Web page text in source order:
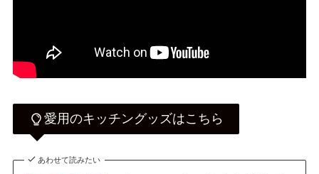
愛用のキッチングッズはこちら
あわせて読みたい